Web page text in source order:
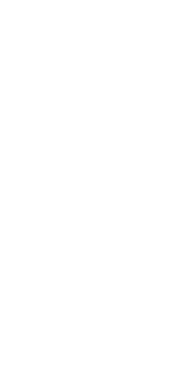
Rechtspraak.nl
- U verlaat